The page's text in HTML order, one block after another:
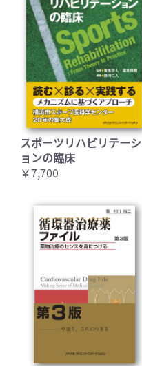
スポーツリハビリテーシ
ョンの臨床
￥7,700